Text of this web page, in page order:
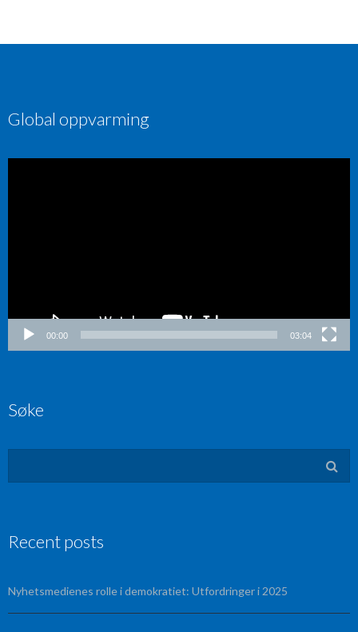
Global oppvarming
00:00 03:04
Søke
Recent posts
Nyhetsmedienes rolle i demokratiet: Utfordringer i 2025